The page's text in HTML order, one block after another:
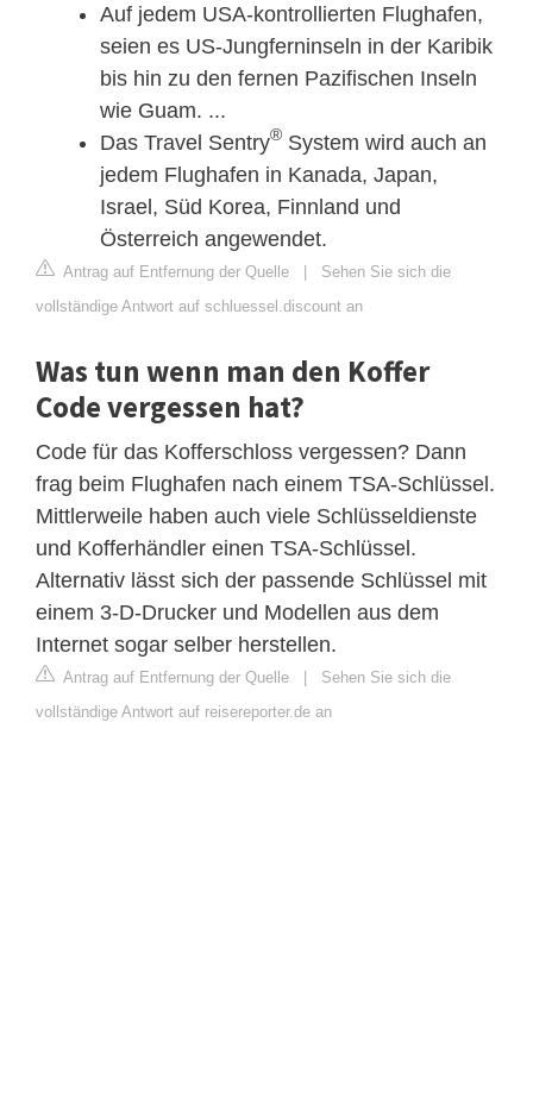
Auf jedem USA-kontrollierten Flughafen,
seien es US-Jungferninseln in der Karibik
bis hin zu den fernen Pazifischen Inseln
wie Guam. ...
Das Travel Sentry® System wird auch an
jedem Flughafen in Kanada, Japan,
Israel, Süd Korea, Finnland und
Österreich angewendet.
Antrag auf Entfernung der Quelle | Sehen Sie sich die
vollständige Antwort auf schluessel.discount an
Was tun wenn man den Koffer
Code vergessen hat?
Code für das Kofferschloss vergessen? Dann
frag beim Flughafen nach einem TSA-Schlüssel.
Mittlerweile haben auch viele Schlüsseldienste
und Kofferhändler einen TSA-Schlüssel.
Alternativ lässt sich der passende Schlüssel mit
einem 3-D-Drucker und Modellen aus dem
Internet sogar selber herstellen.
Antrag auf Entfernung der Quelle | Sehen Sie sich die
vollständige Antwort auf reisereporter.de an